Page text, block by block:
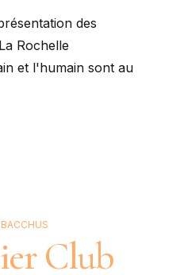
des
Rochelle
et l'humain sont au
Club